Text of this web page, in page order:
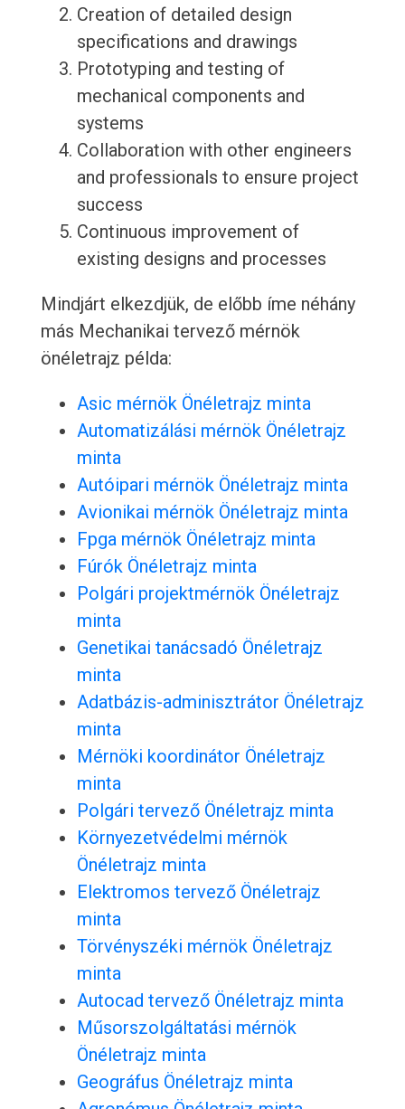
Creation of detailed design
specifications and drawings
Prototyping and testing of
mechanical components and
systems
Collaboration with other engineers
and professionals to ensure project
success
Continuous improvement of
existing designs and processes
Mindjárt elkezdjük, de előbb íme néhány
más Mechanikai tervező mérnök
önéletrajz példa:
Asic mérnök Önéletrajz minta
Automatizálási mérnök Önéletrajz
minta
Autóipari mérnök Önéletrajz minta
Avionikai mérnök Önéletrajz minta
Fpga mérnök Önéletrajz minta
Fúrók Önéletrajz minta
Polgári projektmérnök Önéletrajz
minta
Genetikai tanácsadó Önéletrajz
minta
Adatbázis-adminisztrátor Önéletrajz
minta
Mérnöki koordinátor Önéletrajz
minta
Polgári tervező Önéletrajz minta
Környezetvédelmi mérnök
Önéletrajz minta
Elektromos tervező Önéletrajz
minta
Törvényszéki mérnök Önéletrajz
minta
Autocad tervező Önéletrajz minta
Műsorszolgáltatási mérnök
Önéletrajz minta
Geográfus Önéletrajz minta